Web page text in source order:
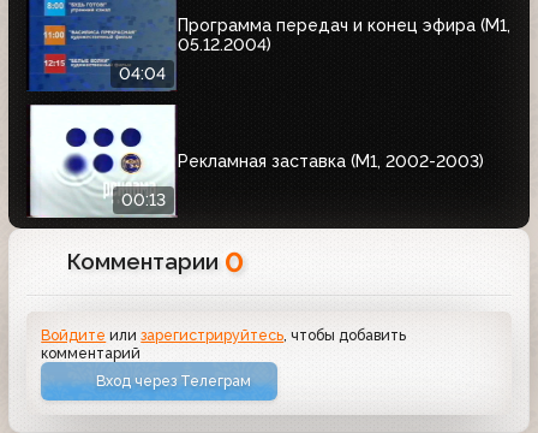
04:04
Программа передач и конец эфира (М1,
05.12.2004)
00:13
Рекламная заставка (М1, 2002-2003)
Комментарии 0
Войдите илизарегистрируйтесь , чтобы добавить
комментарий
Вход через Телеграм